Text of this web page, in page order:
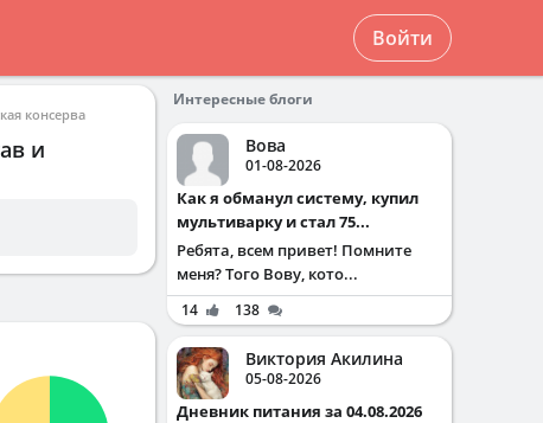
Войти
консерва
и
Интересные блоги
Вова
01-08-2026
Как я обманул систему, купил
мультиварку и стал 75...
Ребята, всем привет! Помните
меня? Того Вову, кото...
14 138
Виктория Акилина
05-08-2026
Дневник питания за 04.08.2026